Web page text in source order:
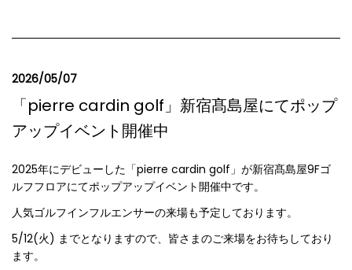
2026/05/07
「pierre cardin golf」新宿髙島屋にてポップ
アップイベント開催中
2025年にデビューした「pierre cardin golf」が新宿髙島屋9Fゴ
ルフフロアにてポップアップイベント開催中です。
人気ゴルフインフルエンサーの来場も予定しております。
5/12(火) までとなりますので、皆さまのご来場をお待ちしており
ます。